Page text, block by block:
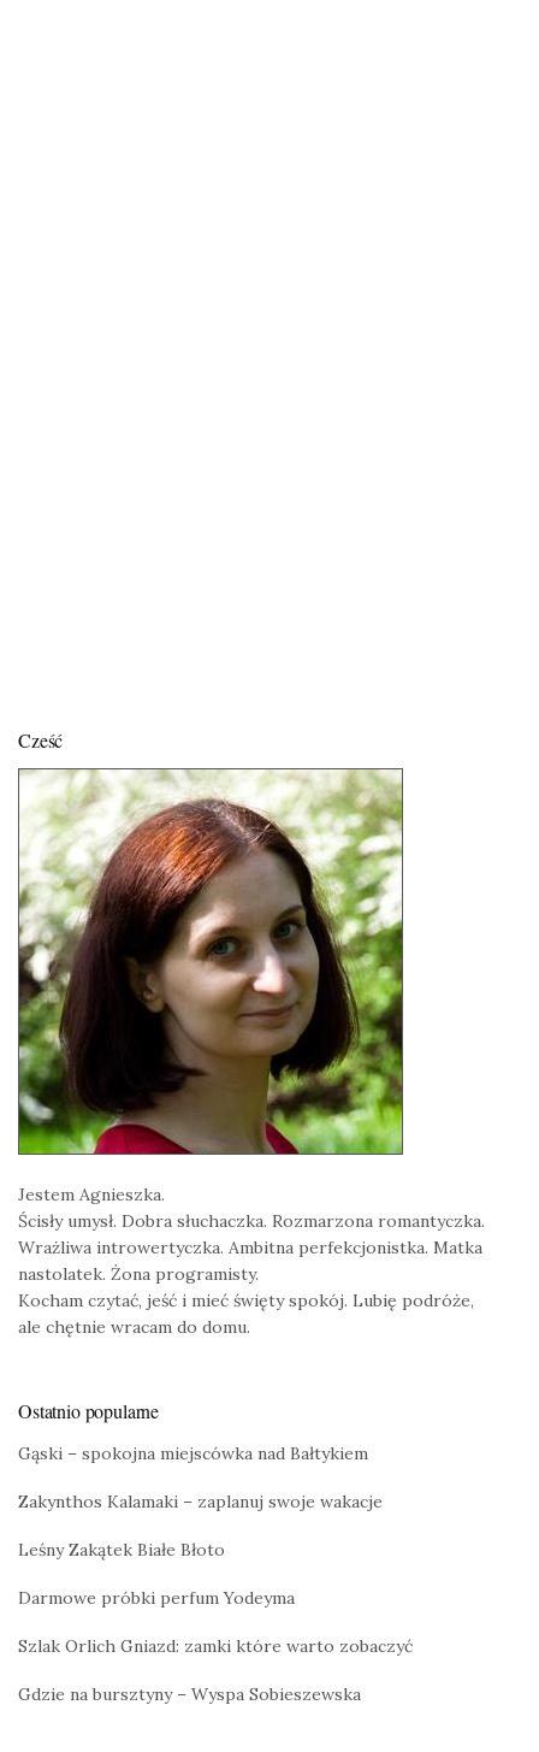
Cześć
Jestem Agnieszka.
Ścisły umysł. Dobra słuchaczka. Rozmarzona romantyczka.
Wrażliwa introwertyczka. Ambitna perfekcjonistka. Matka
nastolatek. Żona programisty.
Kocham czytać, jeść i mieć święty spokój. Lubię podróże,
ale chętnie wracam do domu.
Ostatnio popularne
Gąski – spokojna miejscówka nad Bałtykiem
Zakynthos Kalamaki – zaplanuj swoje wakacje
Leśny Zakątek Białe Błoto
Darmowe próbki perfum Yodeyma
Szlak Orlich Gniazd: zamki które warto zobaczyć
Gdzie na bursztyny – Wyspa Sobieszewska